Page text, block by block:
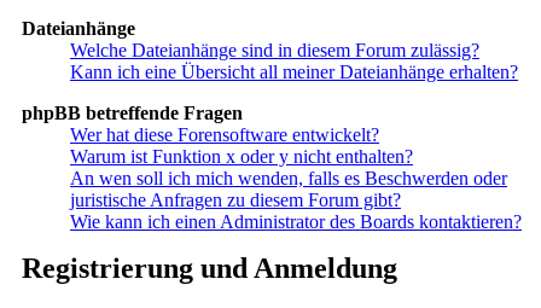
Dateianhänge
Welche Dateianhänge sind in diesem Forum zulässig?
Kann ich eine Übersicht all meiner Dateianhänge erhalten?
phpBB betreffende Fragen
Wer hat diese Forensoftware entwickelt?
Warum ist Funktion x oder y nicht enthalten?
An wen soll ich mich wenden, falls es Beschwerden oder
juristische Anfragen zu diesem Forum gibt?
Wie kann ich einen Administrator des Boards kontaktieren?
Registrierung und Anmeldung